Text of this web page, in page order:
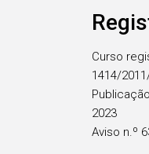
Curso
1414/
2023
Aviso n.º